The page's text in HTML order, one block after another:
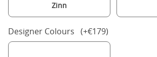
Zinn
Designer Colours (+€179)